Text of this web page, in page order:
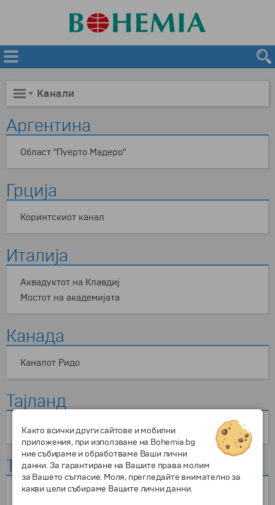
Канали
Аргентина
Област "Пуерто Мадеро"
Грција
Коринтскиот канал
Италија
Аквадуктот на Клавдиј
Мостот на академијата
Канада
Каналот Ридо
Тајланд
Пловечкиот пазар „Дамноен Садуак“
Турција
Босфор
Както всички други сайтове и мобилни
приложения, при използване на Bohemia.bg
ние събираме и обработваме Ваши лични
данни. За гарантиране на Вашите права молим
за Вашето съгласие. Моля, прегледайте внимателно за
какви цели събираме Вашите лични данни.